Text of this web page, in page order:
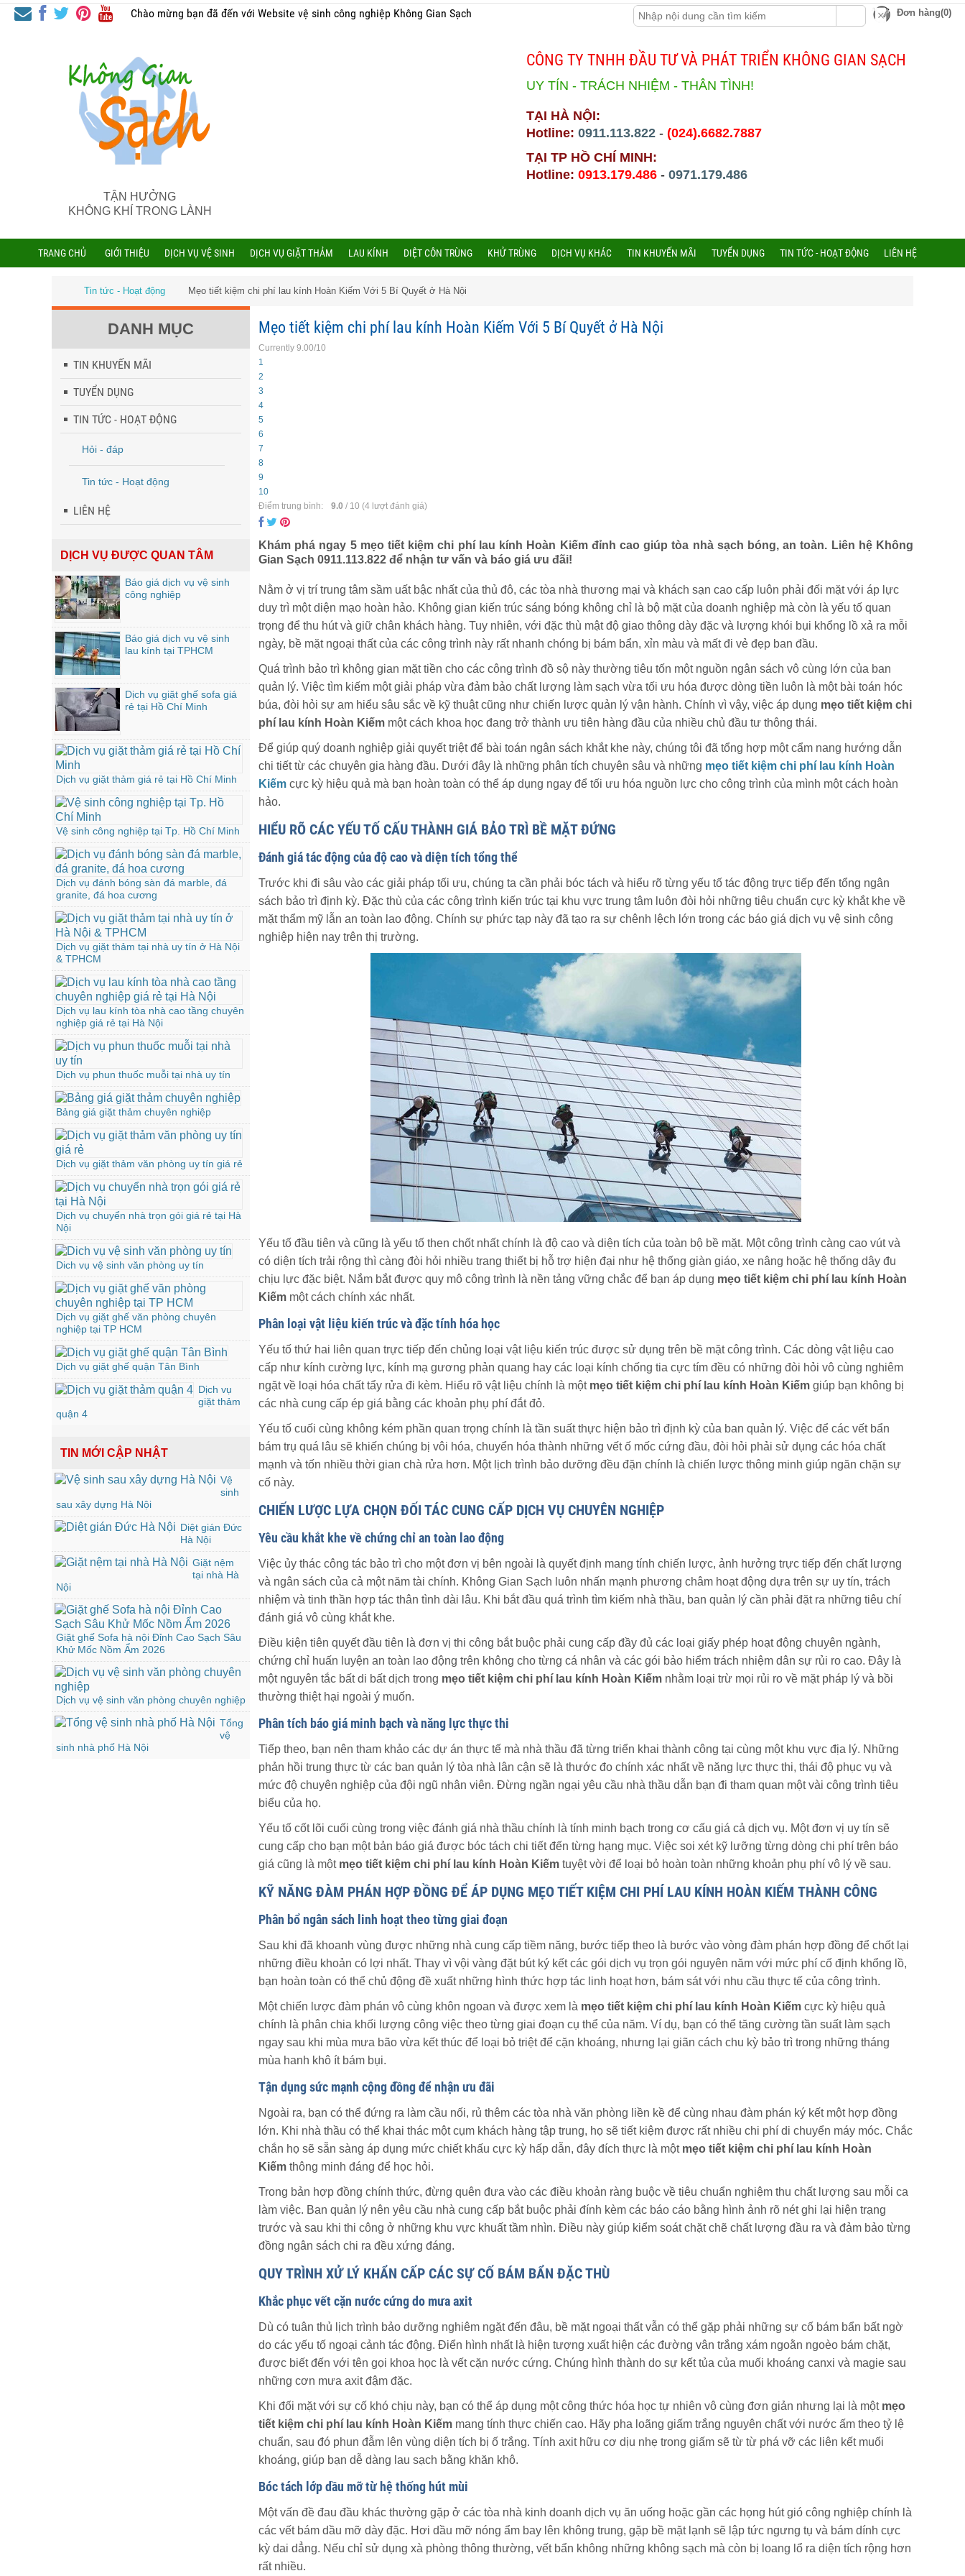
Chào mừng bạn đã đến với Website vệ sinh công nghiệp Không Gian Sạch Đơn hàng(0)
TẬN HƯỞNG
KHÔNG KHÍ TRONG LÀNH
CÔNG TY TNHH ĐẦU TƯ VÀ PHÁT TRIỂN KHÔNG GIAN SẠCH
UY TÍN - TRÁCH NHIỆM - THÂN TÌNH!
TẠI HÀ NỘI:
Hotline: 0911.113.822 - (024).6682.7887
TẠI TP HỒ CHÍ MINH:
Hotline: 0913.179.486 - 0971.179.486
TRANG CHỦ GIỚI THIỆU DỊCH VỤ VỆ SINH DỊCH VỤ GIẶT THẢM LAU KÍNH DIỆT CÔN TRÙNG KHỬ TRÙNG DỊCH VỤ KHÁC TIN KHUYẾN MÃI TUYỂN DỤNG TIN TỨC - HOẠT ĐỘNG LIÊN HỆ
Tin tức - Hoạt động Mẹo tiết kiệm chi phí lau kính Hoàn Kiếm Với 5 Bí Quyết ở Hà Nội
DANH MỤC
TIN KHUYẾN MÃI
TUYỂN DỤNG
TIN TỨC - HOẠT ĐỘNG
Hỏi - đáp
Tin tức - Hoạt động
LIÊN HỆ
DỊCH VỤ ĐƯỢC QUAN TÂM
Báo giá dịch vụ vệ sinh
công nghiệp
Báo giá dịch vụ vệ sinh
lau kính tại TPHCM
Dịch vụ giặt ghế sofa giá
rẻ tại Hồ Chí Minh
Dịch vụ giặt thảm giá rẻ tại Hồ Chí Minh
Vệ sinh công nghiệp tại Tp. Hồ Chí Minh
Dịch vụ đánh bóng sàn đá marble, đá
granite, đá hoa cương
Dịch vụ giặt thảm tại nhà uy tín ở Hà Nội
& TPHCM
Dịch vụ lau kính tòa nhà cao tầng chuyên
nghiệp giá rẻ tại Hà Nội
Dịch vụ phun thuốc muỗi tại nhà uy tín
Bảng giá giặt thảm chuyên nghiệp
Dịch vụ giặt thảm văn phòng uy tín giá rẻ
Dịch vụ chuyển nhà trọn gói giá rẻ tại Hà
Nội
Dich vụ vệ sinh văn phòng uy tín
Dịch vụ giặt ghế văn phòng chuyên
nghiệp tại TP HCM
Dịch vụ giặt ghế quận Tân Bình
Dịch vụ
giặt thảm
quận 4
TIN MỚI CẬP NHẬT
Vệ
sinh
sau xây dựng Hà Nội
Diệt gián Đức
Hà Nội
Giặt nệm
tại nhà Hà
Nội
Giặt ghế Sofa hà nội Đỉnh Cao Sạch Sâu
Khử Mốc Nồm Ẩm 2026
Dịch vụ vệ sinh văn phòng chuyên nghiệp
Tổng
vệ
sinh nhà phố Hà Nội
Mẹo tiết kiệm chi phí lau kính Hoàn Kiếm Với 5 Bí Quyết ở Hà Nội
Currently 9.00/10
1
2
3
4
5
6
7
8
9
10
Điểm trung bình:
9.0 / 10 (4 lượt đánh giá)
Khám phá ngay 5 mẹo tiết kiệm chi phí lau kính Hoàn Kiếm đỉnh cao giúp tòa nhà sạch bóng, an toàn. Liên hệ Không
Gian Sạch 0911.113.822 để nhận tư vấn và báo giá ưu đãi!
Nằm ở vị trí trung tâm sầm uất bậc nhất của thủ đô, các tòa nhà thương mại và khách sạn cao cấp luôn phải đối mặt với áp lực
duy trì một diện mạo hoàn hảo. Không gian kiến trúc sáng bóng không chỉ là bộ mặt của doanh nghiệp mà còn là yếu tố quan
trọng để thu hút và giữ chân khách hàng. Tuy nhiên, với đặc thù mật độ giao thông dày đặc và lượng khói bụi khổng lồ xả ra mỗi
ngày, bề mặt ngoại thất của các công trình này rất nhanh chóng bị bám bẩn, xỉn màu và mất đi vẻ đẹp ban đầu.
Quá trình bảo trì không gian mặt tiền cho các công trình đồ sộ này thường tiêu tốn một nguồn ngân sách vô cùng lớn của ban
quản lý. Việc tìm kiếm một giải pháp vừa đảm bảo chất lượng làm sạch vừa tối ưu hóa được dòng tiền luôn là một bài toán hóc
búa, đòi hỏi sự am hiểu sâu sắc về kỹ thuật cũng như chiến lược quản lý vận hành. Chính vì vậy, việc áp dụng mẹo tiết kiệm chi
phí lau kính Hoàn Kiếm một cách khoa học đang trở thành ưu tiên hàng đầu của nhiều chủ đầu tư thông thái.
Để giúp quý doanh nghiệp giải quyết triệt để bài toán ngân sách khắt khe này, chúng tôi đã tổng hợp một cẩm nang hướng dẫn
chi tiết từ các chuyên gia hàng đầu. Dưới đây là những phân tích chuyên sâu và những mẹo tiết kiệm chi phí lau kính Hoàn
Kiếm cực kỳ hiệu quả mà bạn hoàn toàn có thể áp dụng ngay để tối ưu hóa nguồn lực cho công trình của mình một cách hoàn
hảo.
HIỂU RÕ CÁC YẾU TỐ CẤU THÀNH GIÁ BẢO TRÌ BỀ MẶT ĐỨNG
Đánh giá tác động của độ cao và diện tích tổng thể
Trước khi đi sâu vào các giải pháp tối ưu, chúng ta cần phải bóc tách và hiểu rõ từng yếu tố tác động trực tiếp đến tổng ngân
sách bảo trì định kỳ. Đặc thù của các công trình kiến trúc tại khu vực trung tâm luôn đòi hỏi những tiêu chuẩn cực kỳ khắt khe về
mặt thẩm mỹ lẫn an toàn lao động. Chính sự phức tạp này đã tạo ra sự chênh lệch lớn trong các báo giá dịch vụ vệ sinh công
nghiệp hiện nay trên thị trường.
Yếu tố đầu tiên và cũng là yếu tố then chốt nhất chính là độ cao và diện tích của toàn bộ bề mặt. Một công trình càng cao vút và
có diện tích trải rộng thì càng đòi hỏi nhiều trang thiết bị hỗ trợ hiện đại như hệ thống giàn giáo, xe nâng hoặc hệ thống dây đu
chịu lực đặc biệt. Nắm bắt được quy mô công trình là nền tảng vững chắc để bạn áp dụng mẹo tiết kiệm chi phí lau kính Hoàn
Kiếm một cách chính xác nhất.
Phân loại vật liệu kiến trúc và đặc tính hóa học
Yếu tố thứ hai liên quan trực tiếp đến chủng loại vật liệu kiến trúc được sử dụng trên bề mặt công trình. Các dòng vật liệu cao
cấp như kính cường lực, kính mạ gương phản quang hay các loại kính chống tia cực tím đều có những đòi hỏi vô cùng nghiêm
ngặt về loại hóa chất tẩy rửa đi kèm. Hiểu rõ vật liệu chính là một mẹo tiết kiệm chi phí lau kính Hoàn Kiếm giúp bạn không bị
các nhà cung cấp ép giá bằng các khoản phụ phí đắt đỏ.
Yếu tố cuối cùng không kém phần quan trọng chính là tần suất thực hiện bảo trì định kỳ của ban quản lý. Việc để các vết bẩn
bám trụ quá lâu sẽ khiến chúng bị vôi hóa, chuyển hóa thành những vết ố mốc cứng đầu, đòi hỏi phải sử dụng các hóa chất
mạnh và tốn nhiều thời gian chà rửa hơn. Một lịch trình bảo dưỡng đều đặn chính là chiến lược thông minh giúp ngăn chặn sự
cố này.
CHIẾN LƯỢC LỰA CHỌN ĐỐI TÁC CUNG CẤP DỊCH VỤ CHUYÊN NGHIỆP
Yêu cầu khắt khe về chứng chỉ an toàn lao động
Việc ủy thác công tác bảo trì cho một đơn vị bên ngoài là quyết định mang tính chiến lược, ảnh hưởng trực tiếp đến chất lượng
và ngân sách của cả một năm tài chính. Không Gian Sạch luôn nhấn mạnh phương châm hoạt động dựa trên sự uy tín, trách
nhiệm và tinh thần hợp tác thân tình dài lâu. Khi bắt đầu quá trình tìm kiếm nhà thầu, ban quản lý cần phải đặt ra những tiêu chí
đánh giá vô cùng khắt khe.
Điều kiện tiên quyết đầu tiên là đơn vị thi công bắt buộc phải cung cấp đầy đủ các loại giấy phép hoạt động chuyên ngành,
chứng chỉ huấn luyện an toàn lao động trên không cho từng cá nhân và các gói bảo hiểm trách nhiệm dân sự rủi ro cao. Đây là
một nguyên tắc bất di bất dịch trong mẹo tiết kiệm chi phí lau kính Hoàn Kiếm nhằm loại trừ mọi rủi ro về mặt pháp lý và bồi
thường thiệt hại ngoài ý muốn.
Phân tích báo giá minh bạch và năng lực thực thi
Tiếp theo, bạn nên tham khảo các dự án thực tế mà nhà thầu đã từng triển khai thành công tại cùng một khu vực địa lý. Những
phản hồi trung thực từ các ban quản lý tòa nhà lân cận sẽ là thước đo chính xác nhất về năng lực thực thi, thái độ phục vụ và
mức độ chuyên nghiệp của đội ngũ nhân viên. Đừng ngần ngại yêu cầu nhà thầu dẫn bạn đi tham quan một vài công trình tiêu
biểu của họ.
Yếu tố cốt lõi cuối cùng trong việc đánh giá nhà thầu chính là tính minh bạch trong cơ cấu giá cả dịch vụ. Một đơn vị uy tín sẽ
cung cấp cho bạn một bản báo giá được bóc tách chi tiết đến từng hạng mục. Việc soi xét kỹ lưỡng từng dòng chi phí trên báo
giá cũng là một mẹo tiết kiệm chi phí lau kính Hoàn Kiếm tuyệt vời để loại bỏ hoàn toàn những khoản phụ phí vô lý về sau.
KỸ NĂNG ĐÀM PHÁN HỢP ĐỒNG ĐỂ ÁP DỤNG MẸO TIẾT KIỆM CHI PHÍ LAU KÍNH HOÀN KIẾM THÀNH CÔNG
Phân bổ ngân sách linh hoạt theo từng giai đoạn
Sau khi đã khoanh vùng được những nhà cung cấp tiềm năng, bước tiếp theo là bước vào vòng đàm phán hợp đồng để chốt lại
những điều khoản có lợi nhất. Thay vì vội vàng đặt bút ký kết các gói dịch vụ trọn gói nguyên năm với mức phí cố định khổng lồ,
bạn hoàn toàn có thể chủ động đề xuất những hình thức hợp tác linh hoạt hơn, bám sát với nhu cầu thực tế của công trình.
Một chiến lược đàm phán vô cùng khôn ngoan và được xem là mẹo tiết kiệm chi phí lau kính Hoàn Kiếm cực kỳ hiệu quả
chính là phân chia khối lượng công việc theo từng giai đoạn cụ thể của năm. Ví dụ, bạn có thể tăng cường tần suất làm sạch
ngay sau khi mùa mưa bão vừa kết thúc để loại bỏ triệt để cặn khoáng, nhưng lại giãn cách chu kỳ bảo trì trong những tháng
mùa hanh khô ít bám bụi.
Tận dụng sức mạnh cộng đồng để nhận ưu đãi
Ngoài ra, bạn có thể đứng ra làm cầu nối, rủ thêm các tòa nhà văn phòng liền kề để cùng nhau đàm phán ký kết một hợp đồng
lớn. Khi nhà thầu có thể khai thác một cụm khách hàng tập trung, họ sẽ tiết kiệm được rất nhiều chi phí di chuyển máy móc. Chắc
chắn họ sẽ sẵn sàng áp dụng mức chiết khấu cực kỳ hấp dẫn, đây đích thực là một mẹo tiết kiệm chi phí lau kính Hoàn
Kiếm thông minh đáng để học hỏi.
Trong bản hợp đồng chính thức, đừng quên đưa vào các điều khoản ràng buộc về tiêu chuẩn nghiệm thu chất lượng sau mỗi ca
làm việc. Ban quản lý nên yêu cầu nhà cung cấp bắt buộc phải đính kèm các báo cáo bằng hình ảnh rõ nét ghi lại hiện trạng
trước và sau khi thi công ở những khu vực khuất tầm nhìn. Điều này giúp kiểm soát chặt chẽ chất lượng đầu ra và đảm bảo từng
đồng ngân sách chi ra đều xứng đáng.
QUY TRÌNH XỬ LÝ KHẨN CẤP CÁC SỰ CỐ BÁM BẨN ĐẶC THÙ
Khắc phục vết cặn nước cứng do mưa axit
Dù có tuân thủ lịch trình bảo dưỡng nghiêm ngặt đến đâu, bề mặt ngoại thất vẫn có thể gặp phải những sự cố bám bẩn bất ngờ
do các yếu tố ngoại cảnh tác động. Điển hình nhất là hiện tượng xuất hiện các đường vân trắng xám ngoằn ngoèo bám chặt,
được biết đến với tên gọi khoa học là vết cặn nước cứng. Chúng hình thành do sự kết tủa của muối khoáng canxi và magie sau
những cơn mưa axit đậm đặc.
Khi đối mặt với sự cố khó chịu này, bạn có thể áp dụng một công thức hóa học tự nhiên vô cùng đơn giản nhưng lại là một mẹo
tiết kiệm chi phí lau kính Hoàn Kiếm mang tính thực chiến cao. Hãy pha loãng giấm trắng nguyên chất với nước ấm theo tỷ lệ
chuẩn, sau đó phun đẫm lên vùng diện tích bị ố trắng. Tính axit hữu cơ dịu nhẹ trong giấm sẽ từ từ phá vỡ các liên kết muối
khoáng, giúp bạn dễ dàng lau sạch bằng khăn khô.
Bóc tách lớp dầu mỡ từ hệ thống hút mùi
Một vấn đề đau đầu khác thường gặp ở các tòa nhà kinh doanh dịch vụ ăn uống hoặc gần các họng hút gió công nghiệp chính là
các vết bám dầu mỡ dày đặc. Hơi dầu mỡ nóng ẩm bay lên không trung, gặp bề mặt lạnh sẽ lập tức ngưng tụ và bám dính cực
kỳ dai dẳng. Nếu chỉ sử dụng xà phòng thông thường, vết bẩn không những không sạch mà còn bị loang lổ ra diện tích rộng hơn
rất nhiều.